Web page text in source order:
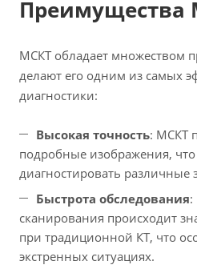
Преимущества
МСКТ обладает множеством
делают его одним из самых
диагностики:
Высокая точность: МСКТ
подробные изображения,
диагностировать различные
Быстрота обследования:
сканирования происходит
при традиционной КТ, что
экстренных ситуациях.